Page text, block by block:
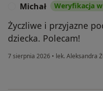
Michał Weryfikacja
Życzliwe i przyjazne
dziecka. Polecam!
7 sierpnia 2026 • lek. Aleksandra